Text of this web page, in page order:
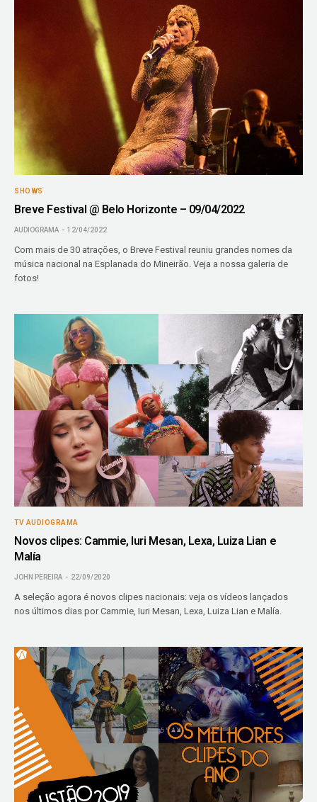
SHOWS
Breve Festival @ Belo Horizonte – 09/04/2022
AUDIOGRAMA 12/04/2022
Com mais de 30 atrações, o Breve Festival reuniu grandes nomes da
música nacional na Esplanada do Mineirão. Veja a nossa galeria de
fotos!
TV AUDIOGRAMA
Novos clipes: Cammie, Iuri Mesan, Lexa, Luiza Lian e
Malía
JOHN PEREIRA 22/09/2020
A seleção agora é novos clipes nacionais: veja os vídeos lançados
nos últimos dias por Cammie, Iuri Mesan, Lexa, Luiza Lian e Malía.